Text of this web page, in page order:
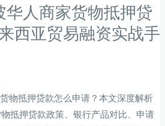
人商家货物抵押贷
西亚贸易融资实战手
物抵押贷款怎么申请？本文深度解析
抵押贷款政策、银行产品对比、申请